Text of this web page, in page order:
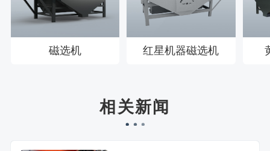
磁选机 红星机器磁选机
相关新闻